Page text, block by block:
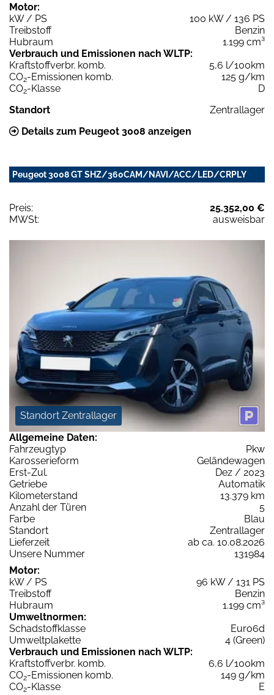
Motor:
kW / PS
100 kW / 136 PS
Treibstoff
Benzin
Hubraum
1.199 cm³
Verbrauch und Emissionen nach WLTP:
Kraftstoffverbr. komb.
5,6 l/100km
CO2-Emissionen komb.
125 g/km
CO2-Klasse
D
Standort
Zentrallager
Details zum Peugeot 3008 anzeigen
Peugeot 3008 GT SHZ/360CAM/NAVI/ACC/LED/CRPLY
Preis:
25.352,00 €
MWSt:
ausweisbar
Standort Zentrallager
Allgemeine Daten:
Fahrzeugtyp
Pkw
Karosserieform
Geländewagen
Erst-Zul.
Dez / 2023
Getriebe
Automatik
Kilometerstand
13.379 km
Anzahl der Türen
5
Farbe
Blau
Standort
Zentrallager
Lieferzeit
ab ca. 10.08.2026
Unsere Nummer
131984
Motor:
kW / PS
96 kW / 131 PS
Treibstoff
Benzin
Hubraum
1.199 cm³
Umweltnormen:
Schadstoffklasse
Euro6d
Umweltplakette
4 (Green)
Verbrauch und Emissionen nach WLTP:
Kraftstoffverbr. komb.
6,6 l/100km
CO2-Emissionen komb.
149 g/km
CO2-Klasse
E